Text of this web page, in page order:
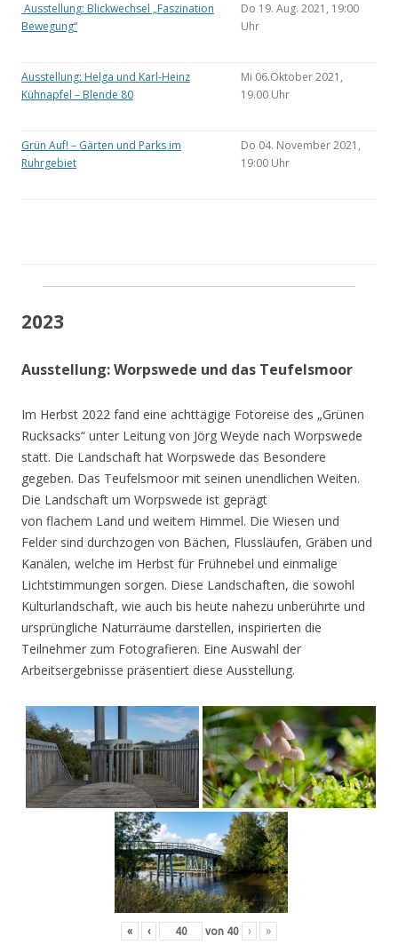
Ausstellung: Blickwechsel „Faszination
Bewegung“
Do 19. Aug. 2021, 19:00
Uhr
Ausstellung: Helga und Karl-Heinz
Kühnapfel – Blende 80
Mi 06.Oktober 2021,
19.00 Uhr
Grün Auf! – Gärten und Parks im
Ruhrgebiet
Do 04. November 2021,
19:00 Uhr
2023
Ausstellung: Worpswede und das Teufelsmoor
Im Herbst 2022 fand eine achttägige Fotoreise des „Grünen
Rucksacks“ unter Leitung von Jörg Weyde nach Worpswede
statt. Die Landschaft hat Worpswede das Besondere
gegeben. Das Teufelsmoor mit seinen unendlichen Weiten.
Die Landschaft um Worpswede ist geprägt
von flachem Land und weitem Himmel. Die Wiesen und
Felder sind durchzogen von Bächen, Flussläufen, Gräben und
Kanälen, welche im Herbst für Frühnebel und einmalige
Lichtstimmungen sorgen. Diese Landschaften, die sowohl
Kulturlandschaft, wie auch bis heute nahezu unberührte und
ursprüngliche Naturräume darstellen, inspirierten die
Teilnehmer zum Fotografieren. Eine Auswahl der
Arbeitsergebnisse präsentiert diese Ausstellung.
« ‹ von 40 › »